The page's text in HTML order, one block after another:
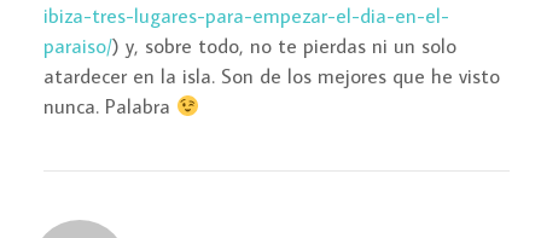
ibiza-tres-lugares-para-empezar-el-dia-en-el-
paraiso/) y, sobre todo, no te pierdas ni un solo
atardecer en la isla. Son de los mejores que he visto
nunca. Palabra